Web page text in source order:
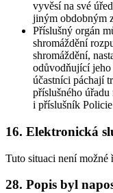
vyvěsí na své
jiným obdobným
Příslušný orgán
shromáždění
shromáždění,
odůvodňující jeho
účastníci páchají
příslušného
i příslušník
16. Elektronická
Tuto situaci není možné
28. Popis byl